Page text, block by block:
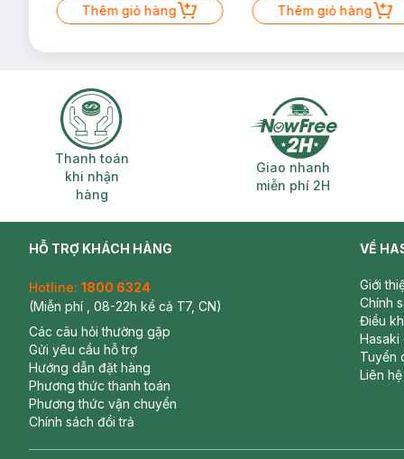
Thêm giỏ hàng Thêm giỏ hàng
Thanh toán khi nhận hàng
Thanh toán
khi nhận
hàng
Giao nhanh
Giao nhanh
miễn phí 2H
HỖ TRỢ KHÁCH HÀNG
Hotline: 1800 6324
(Miễn phí , 08-22h kể cả T7, CN)
Các câu hỏi thường gặp
Gửi yêu cầu hỗ trợ
Hướng dẫn đặt hàng
Phương thức thanh toán
Phương thức vận chuyển
Chính sách đổi trả
VỀ
Giới
Chính
Điều
Hasaki
Tuyển
Liên hệ